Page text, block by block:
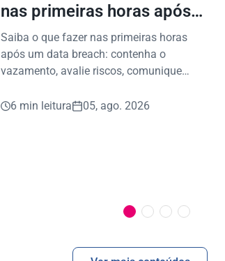
nas primeiras horas após
vazamento de dados?
Saiba o que fazer nas primeiras horas
após um data breach: contenha o
vazamento, avalie riscos, comunique
6 min leitura
05, ago. 2026